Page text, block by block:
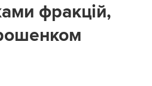
фракцій,